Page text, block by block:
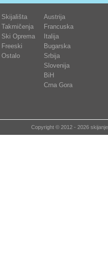
Skijališta
Takmičenja
Ski Oprema
Freeski
Ostalo
Austrija
Francuska
Italija
Bugarska
Srbija
Slovenija
BiH
Crna Gora
Copyright © 2012 - 2026